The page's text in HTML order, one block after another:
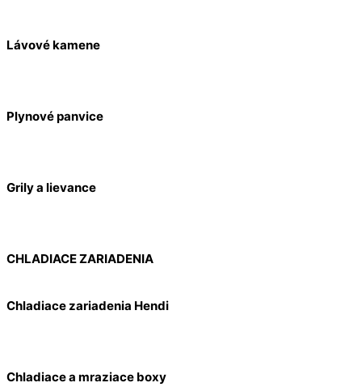
Lávové kamene
Plynové panvice
Grily a lievance
CHLADIACE ZARIADENIA
Chladiace zariadenia Hendi
Chladiace a mraziace boxy